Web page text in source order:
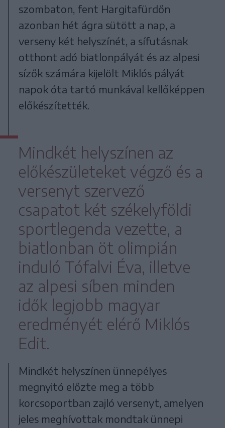
szombaton, fent Hargitafürdőn
azonban hét ágra sütött a nap, a
verseny két helyszínét, a sífutásnak
otthont adó biatlonpályát és az alpesi
sízők számára kijelölt Miklós pályát
napok óta tartó munkával kellőképpen
előkészítették.
Mindkét helyszínen az
előkészületeket végző és a
versenyt szervező
csapatot két székelyföldi
sportlegenda vezette, a
biatlonban öt olimpián
induló Tófalvi Éva, illetve
az alpesi síben minden
idők legjobb magyar
eredményét elérő Miklós
Edit.
Mindkét helyszínen ünnepélyes
megnyitó előzte meg a több
korcsoportban zajló versenyt, amelyen
jeles meghívottak mondtak ünnepi